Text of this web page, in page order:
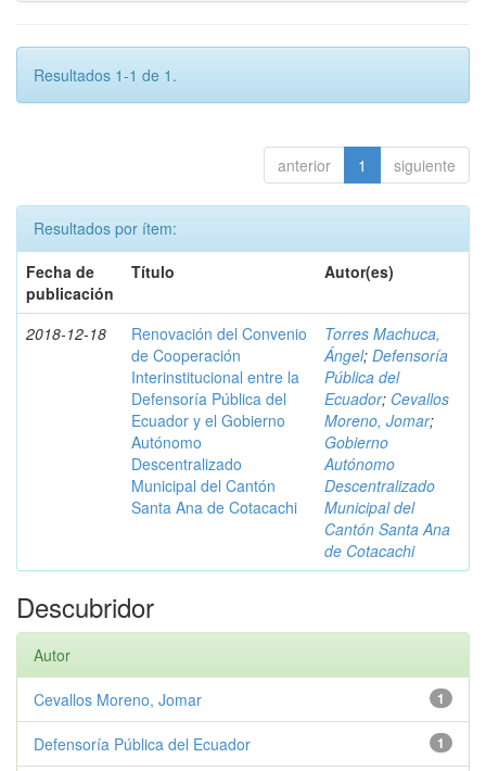
Resultados 1-1 de 1.
anterior 1 siguiente
Resultados por ítem:
Fecha de
publicación
Título Autor(es)
2018-12-18
Renovación del Convenio
de Cooperación
Interinstitucional entre la
Defensoría Pública del
Ecuador y el Gobierno
Autónomo
Descentralizado
Municipal del Cantón
Santa Ana de Cotacachi
Torres Machuca,
Ángel; Defensoría
Pública del
Ecuador; Cevallos
Moreno, Jomar;
Gobierno
Autónomo
Descentralizado
Municipal del
Cantón Santa Ana
de Cotacachi
Descubridor
Autor
1
Cevallos Moreno, Jomar
1
Defensoría Pública del Ecuador